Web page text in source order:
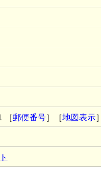
［郵便番号］［地図表示］